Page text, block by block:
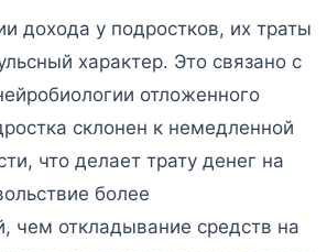
дохода у подростков, их траты
характер. Это связано с
отложенного
склонен к немедленной
что делает трату денег на
более
чем откладывание средств на